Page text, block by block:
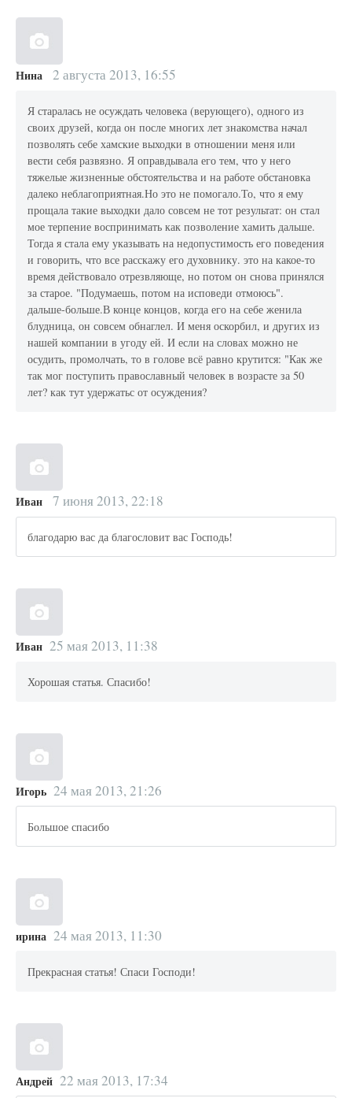
Нина 2 августа 2013, 16:55
Я старалась не осуждать человека (верующего), одного из
своих друзей, когда он после многих лет знакомства начал
позволять себе хамские выходки в отношении меня или
вести себя развязно. Я оправдывала его тем, что у него
тяжелые жизненные обстоятельства и на работе обстановка
далеко неблагоприятная.Но это не помогало.То, что я ему
прощала такие выходки дало совсем не тот результат: он стал
мое терпение воспринимать как позволение хамить дальше.
Тогда я стала ему указывать на недопустимость его поведения
и говорить, что все расскажу его духовнику. это на какое-то
время действовало отрезвляюще, но потом он снова принялся
за старое. "Подумаешь, потом на исповеди отмоюсь".
дальше-больше.В конце концов, когда его на себе женила
блудница, он совсем обнаглел. И меня оскорбил, и других из
нашей компании в угоду ей. И если на словах можно не
осудить, промолчать, то в голове всё равно крутится: "Как же
так мог поступить православный человек в возрасте за 50
лет? как тут удержатьс от осуждения?
Иван 7 июня 2013, 22:18
благодарю вас да благословит вас Господь!
Иван 25 мая 2013, 11:38
Хорошая статья. Спасибо!
Игорь 24 мая 2013, 21:26
Большое спасибо
ирина 24 мая 2013, 11:30
Прекрасная статья! Спаси Господи!
Андрей 22 мая 2013, 17:34